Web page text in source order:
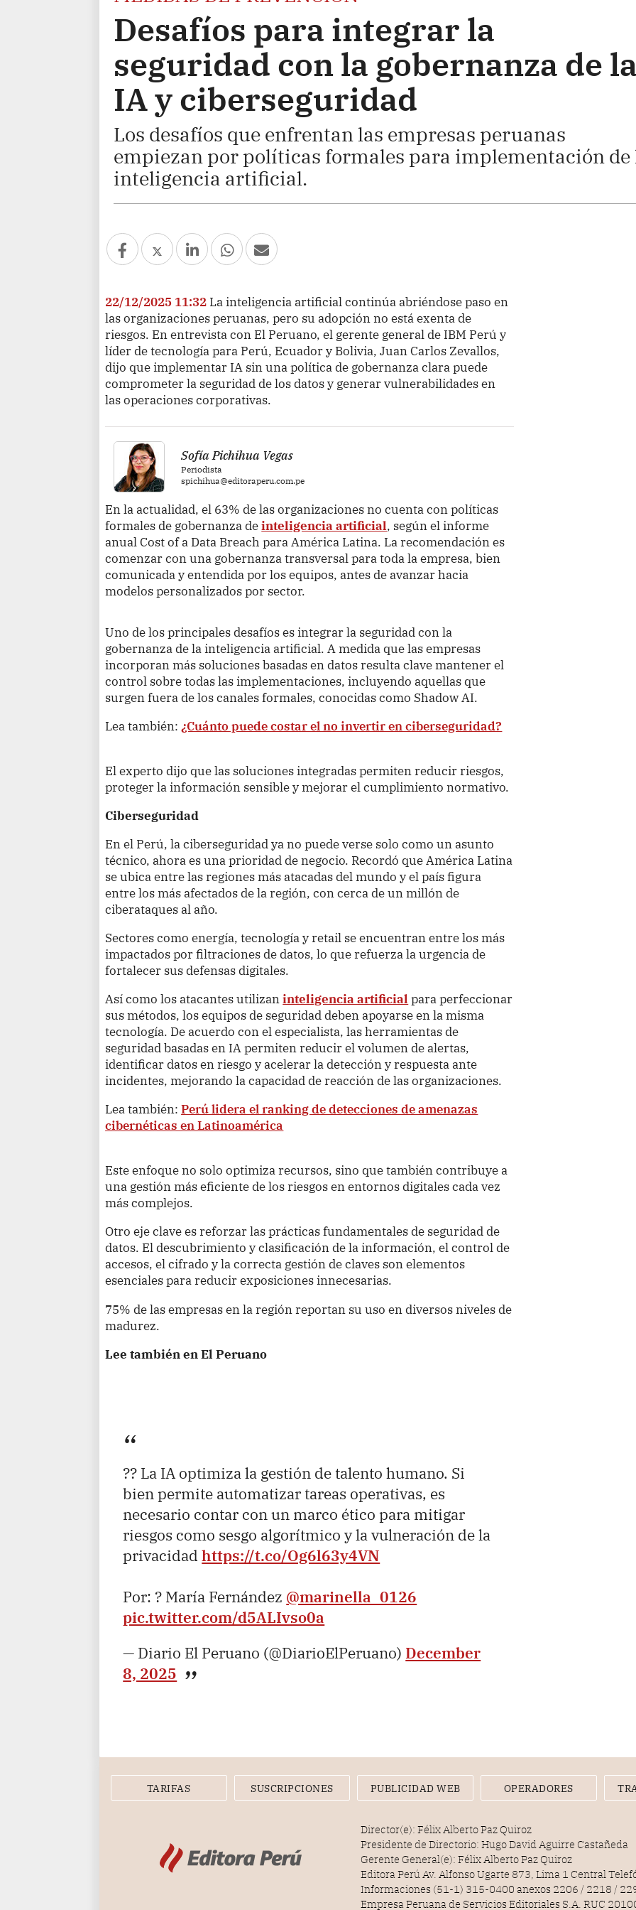
Desafíos para integrar la
seguridad con la gobernanza de la
IA y ciberseguridad
Los desafíos que enfrentan las empresas peruanas
empiezan por políticas formales para implementación de
inteligencia artificial.
22/12/2025 11:32 La inteligencia artificial continúa abriéndose paso en
las organizaciones peruanas, pero su adopción no está exenta de
riesgos. En entrevista con El Peruano, el gerente general de IBM Perú y
líder de tecnología para Perú, Ecuador y Bolivia, Juan Carlos Zevallos,
dijo que implementar IA sin una política de gobernanza clara puede
comprometer la seguridad de los datos y generar vulnerabilidades en
las operaciones corporativas.
Sofía Pichihua Vegas
Periodista
spichihua@editoraperu.com.pe
En la actualidad, el 63% de las organizaciones no cuenta con políticas
formales de gobernanza deinteligencia artificial, según el informe
anual Cost of a Data Breach para América Latina. La recomendación es
comenzar con una gobernanza transversal para toda la empresa, bien
comunicada y entendida por los equipos, antes de avanzar hacia
modelos personalizados por sector.
Uno de los principales desafíos es integrar la seguridad con la
gobernanza de la inteligencia artificial. A medida que las empresas
incorporan más soluciones basadas en datos resulta clave mantener el
control sobre todas las implementaciones, incluyendo aquellas que
surgen fuera de los canales formales, conocidas como Shadow AI.
Lea también:¿Cuánto puede costar el no invertir en ciberseguridad?
El experto dijo que las soluciones integradas permiten reducir riesgos,
proteger la información sensible y mejorar el cumplimiento normativo.
Ciberseguridad
En el Perú, la ciberseguridad ya no puede verse solo como un asunto
técnico, ahora es una prioridad de negocio. Recordó que América Latina
se ubica entre las regiones más atacadas del mundo y el país figura
entre los más afectados de la región, con cerca de un millón de
ciberataques al año.
Sectores como energía, tecnología y retail se encuentran entre los más
impactados por filtraciones de datos, lo que refuerza la urgencia de
fortalecer sus defensas digitales.
Así como los atacantes utilizaninteligencia artificial para perfeccionar
sus métodos, los equipos de seguridad deben apoyarse en la misma
tecnología. De acuerdo con el especialista, las herramientas de
seguridad basadas en IA permiten reducir el volumen de alertas,
identificar datos en riesgo y acelerar la detección y respuesta ante
incidentes, mejorando la capacidad de reacción de las organizaciones.
Lea también:Perú lidera el ranking de detecciones de amenazas
cibernéticas en Latinoamérica
Este enfoque no solo optimiza recursos, sino que también contribuye a
una gestión más eficiente de los riesgos en entornos digitales cada vez
más complejos.
Otro eje clave es reforzar las prácticas fundamentales de seguridad de
datos. El descubrimiento y clasificación de la información, el control de
accesos, el cifrado y la correcta gestión de claves son elementos
esenciales para reducir exposiciones innecesarias.
75% de las empresas en la región reportan su uso en diversos niveles de
madurez.
Lee también en El Peruano
?? La IA optimiza la gestión de talento humano. Si
bien permite automatizar tareas operativas, es
necesario contar con un marco ético para mitigar
riesgos como sesgo algorítmico y la vulneración de la
privacidadhttps://t.co/Og6l63y4VN
Por: ? María Fernández @marinella_0126
pic.twitter.com/d5ALIvso0a
— Diario El Peruano (@DiarioElPeruano) December
8, 2025
TARIFAS SUSCRIPCIONES PUBLICIDAD WEB OPERADORES
Director(e): Félix Alberto Paz Quiroz
Presidente de Directorio: Hugo David Aguirre Castañeda
Gerente General(e): Félix Alberto Paz Quiroz
Editora Perú Av. Alfonso Ugarte 873, Lima 1 Central
Informaciones (51-1) 315-0400 anexos 2206 / 2218 /
Empresa Peruana de Servicios Editoriales S.A. RUC